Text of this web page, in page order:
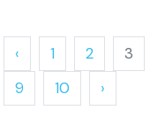
‹ 1 2 3
9
10 ›